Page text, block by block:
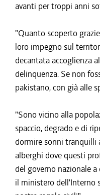
avanti per troppi anni
"Quanto scoperto
loro impegno sul
decantata accoglienza
delinquenza. Se non
pakistano, con già alle
"Sono vicino alla
spaccio, degrado e di
dormire sonni tranquilli
alberghi dove questi
del governo nazionale
il ministero dell'Interno